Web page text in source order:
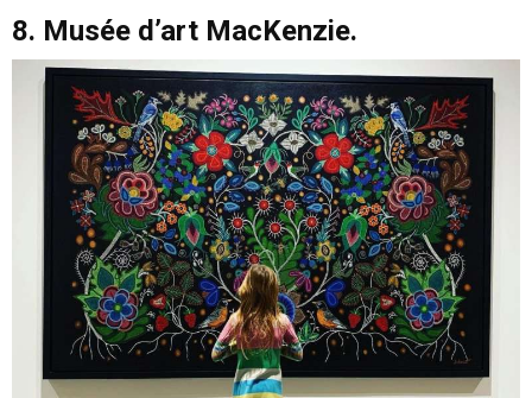
8. Musée d’art MacKenzie.